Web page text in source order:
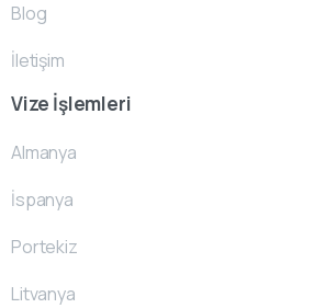
Blog
İletişim
Vize İşlemleri
Almanya
İspanya
Portekiz
Litvanya